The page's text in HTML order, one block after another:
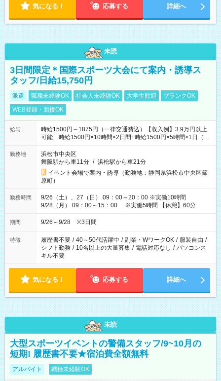
気になる！ 応募する 詳細へ
未読
3日間限定＊国際スポーツ大会にて案内・誘導ス
タッフ/日給15,750円
派遣 職種未経験OK 社会人未経験OK 大学生歓迎
ブランクOK
WEB登録・面接OK
給与
時給1500円～1875円（一律交通費込）【収入例】3.9万円以上
可能 時給1500円×10時間×2日間+時給1500円×5時間×1日（実
働8時間を越えた時給：1875円）
勤務地
浜松市中央区
舞阪駅から車11分 / 浜松駅から車21分
イベント会場で案内・誘導（勤務地：静岡県浜松市中央区篠
原町）
勤務時間
9/26（土）、27（日） 09：00～20：00 ※実働10時間
9/28（月） 09：00～15：00 ※実働5時間 【休憩】60分
期間 9/26～9/28 ※3日間
特徴 履歴書不要 / 40～50代活躍中 / 副業・WワークOK / 服装自由 /
シフト勤務 / 10名以上の大量募集 / 電話対応なし / パソコンス
キル不要
気になる！ 応募する 詳細へ
未読
大型スポーツイベントの警備スタッフ/9~10月の
短期! 履歴書不要★宿泊費全額無料
アルバイト 職種未経験OK